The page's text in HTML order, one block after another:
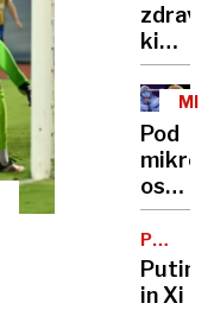
ki
jezik
Strah
je
hujši
Pod
slike
ki so
si
PO
Putin
in Xi